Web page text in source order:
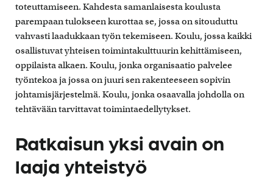
toteuttamiseen. Kahdesta samanlaisesta koulusta
parempaan tulokseen kurottaa se, jossa on sitouduttu
vahvasti laadukkaan työn tekemiseen. Koulu, jossa kaikki
osallistuvat yhteisen toimintakulttuurin kehittämiseen,
oppilaista alkaen. Koulu, jonka organisaatio palvelee
työntekoa ja jossa on juuri sen rakenteeseen sopivin
johtamisjärjestelmä. Koulu, jonka osaavalla johdolla on
tehtävään tarvittavat toimintaedellytykset.
Ratkaisun yksi avain on
laaja yhteistyö